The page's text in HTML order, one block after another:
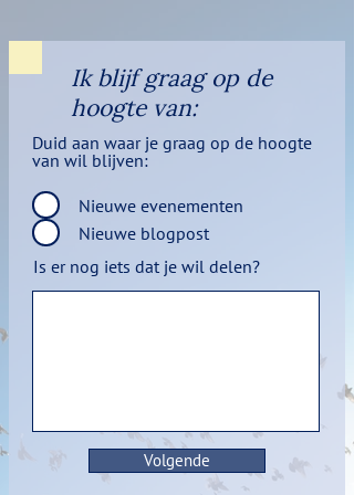
Ik blijf graag op de
hoogte van:
Duid aan waar je graag op de hoogte
van wil blijven:
Nieuwe evenementen
Nieuwe blogpost
Is er nog iets dat je wil delen?
Volgende